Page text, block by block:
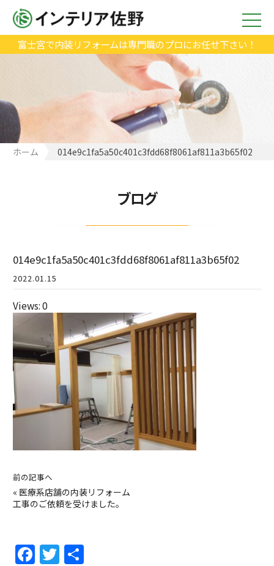
富士宮で内装リフォームは専門職のプロにお任せ下さい！
ホーム 014e9c1fa5a50c401c3fdd68f8061af811a3b65f02
ブログ
014e9c1fa5a50c401c3fdd68f8061af811a3b65f02
2022.01.15
Views: 0
前の記事へ
« 医療系店舗の内装リフォーム
工事のご依頼を受けました。
F T